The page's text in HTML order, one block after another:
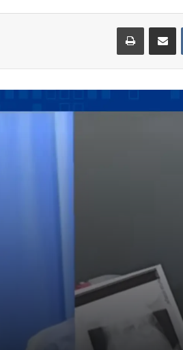
مشاركة عبر البريد طباعة
حقوق الإنسان تدين جريمة استهداف
الحوثي الإرهابية لمخيمات النازحين في
هو السبيل الوحيد لإنهاء التهديد الإرهابي
الجامعة العربية تدين هجمات الحوثيين على
مواقع القوات المسلحة ومنطقة نجران